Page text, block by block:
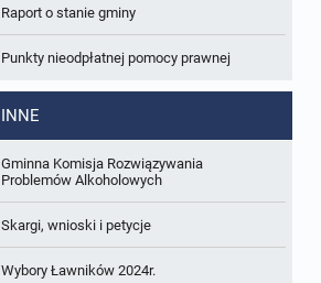
W trakcie opracowania
Zbiory danych przestrzennych
Analizy zmian w zagospodarowaniu
Raport o stanie gminy
Punkty nieodpłatnej pomocy prawnej
INNE
Gminna Komisja Rozwiązywania
Problemów Alkoholowych
Skargi, wnioski i petycje
Wybory Ławników 2024r.